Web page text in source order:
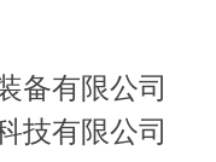
备有限公司
技有限公司